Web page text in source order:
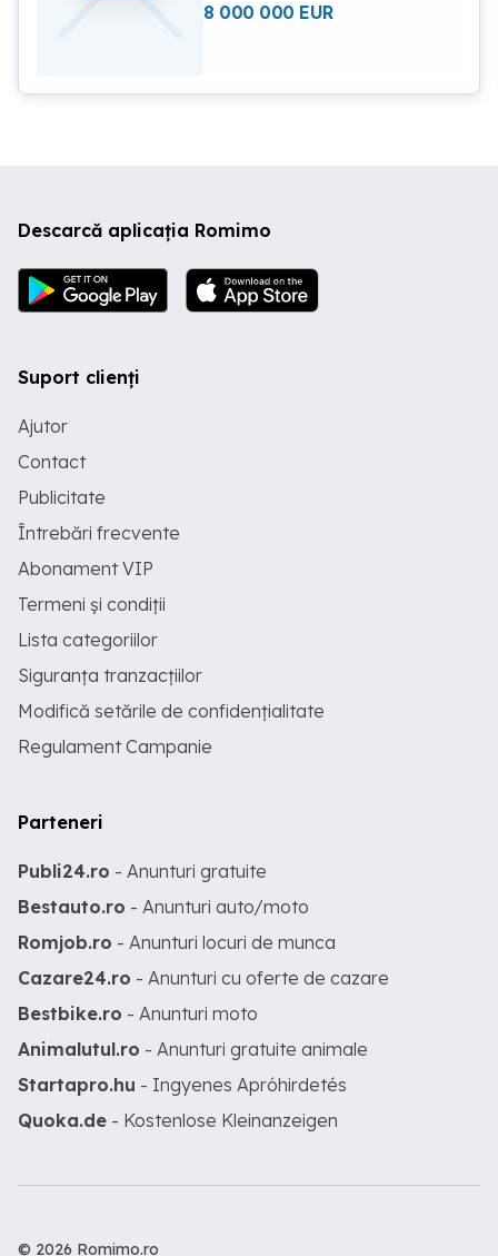
8 000 000 EUR
Descarcă aplicația Romimo
Suport clienți
Ajutor
Contact
Publicitate
Întrebări frecvente
Abonament VIP
Termeni și condiții
Lista categoriilor
Siguranța tranzacțiilor
Modifică setările de confidențialitate
Regulament Campanie
Parteneri
Publi24.ro - Anunturi gratuite
Bestauto.ro - Anunturi auto/moto
Romjob.ro - Anunturi locuri de munca
Cazare24.ro - Anunturi cu oferte de cazare
Bestbike.ro - Anunturi moto
Animalutul.ro - Anunturi gratuite animale
Startapro.hu - Ingyenes Apróhirdetés
Quoka.de - Kostenlose Kleinanzeigen
© 2026 Romimo.ro